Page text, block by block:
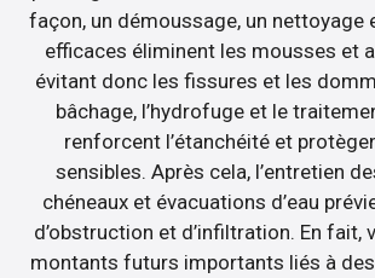
façon, un démoussage, un nettoyage
efficaces éliminent les mousses et
évitant donc les fissures et les
bâchage, l’hydrofuge et le
renforcent l’étanchéité et
sensibles. Après cela, l’entretien
chéneaux et évacuations d’eau
d’obstruction et d’infiltration. En fait,
montants futurs importants liés à